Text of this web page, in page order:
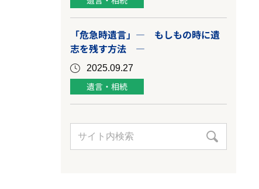
「危急時遺言」― もしもの時に遺
志を残す方法 ―
2025.09.27
遺言・相続